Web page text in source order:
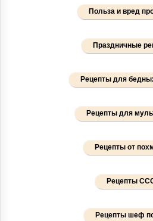
Польза и вред
Праздничные
Рецепты для
Рецепты для
Рецепты от
Рецепты
Рецепты шеф